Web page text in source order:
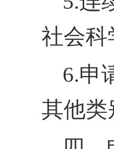
社会科
6.申
其他类